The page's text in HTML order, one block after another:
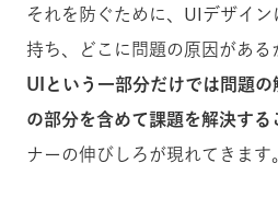
それを防ぐために、UIデザイ
持ち、どこに問題の原因がある
UIという一部分だけでは問題
の部分を含めて課題を解決する
ナーの伸びしろが現れてきます